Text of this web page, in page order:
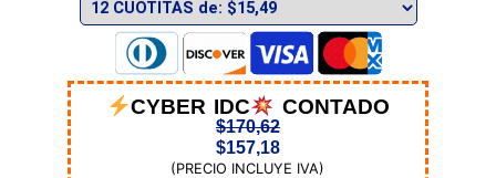
CYBER IDC CONTADO
$170,62
$157,18
(PRECIO INCLUYE IVA)